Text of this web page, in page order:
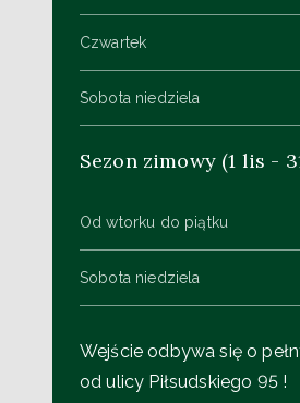
Czwartek
Sobota niedziela
Sezon zimowy (1 lis -
Od wtorku do piątku
Sobota niedziela
Wejście odbywa się o
od ulicy Piłsudskiego 95 !